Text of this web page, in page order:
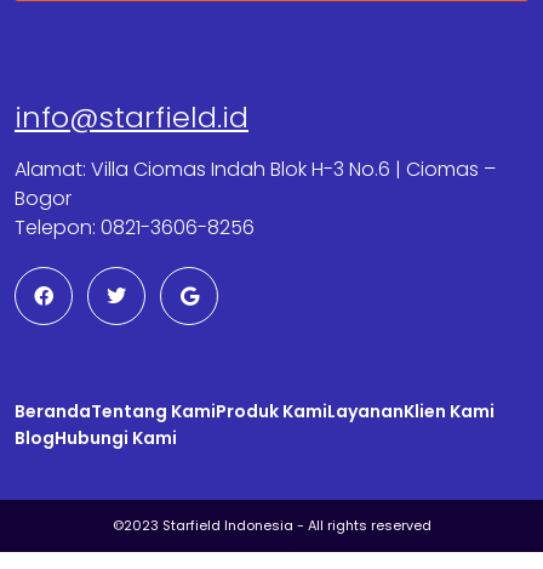
info@starfield.id
Alamat: Villa Ciomas Indah Blok H-3 No.6 | Ciomas –
Bogor
Telepon: 0821-3606-8256
F
a
k
T
w
G
o
BerandaTentang KamiProduk KamiLayananKlien Kami
BlogHubungi Kami
©2023 Starfield Indonesia - All rights reserved